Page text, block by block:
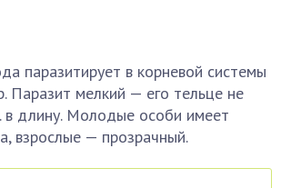
паразитирует в корневой системы
Паразит мелкий — его тельце не
длину. Молодые особи имеет
взрослые — прозрачный.